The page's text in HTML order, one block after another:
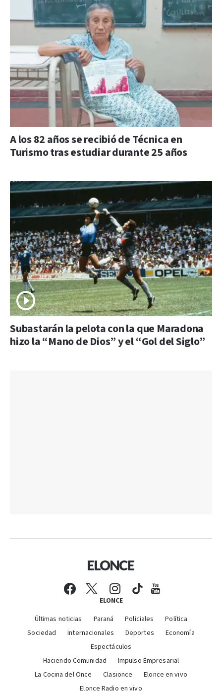
A los 82 años se recibió de Técnica en
Turismo tras estudiar durante 25 años
Subastarán la pelota con la que Maradona
hizo la “Mano de Dios” y el “Gol del Siglo”
ELONCE
Últimas noticias Paraná Policiales
Política
Sociedad
Internacionales Deportes
Economía
Espectáculos
Haciendo Comunidad
Impulso Empresarial
La Cocina del Once
Clasionce
Elonce en vivo
Elonce Radio en vivo